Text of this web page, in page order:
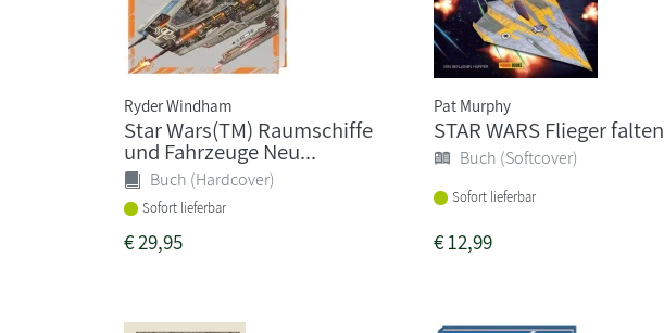
Ryder Windham
Star Wars(TM) Raumschiffe
und Fahrzeuge Neu...
Buch (Hardcover)
Sofort lieferbar
€29,95
Pat Murphy
STAR WARS Flieger falten
Buch (Softcover)
Sofort lieferbar
€12,99